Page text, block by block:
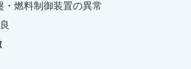
燃料制御装置の異常